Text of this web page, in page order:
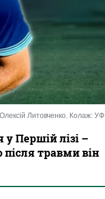
Олексій Литовченко. Колаж: УФ
Першій лізі –
після травми він